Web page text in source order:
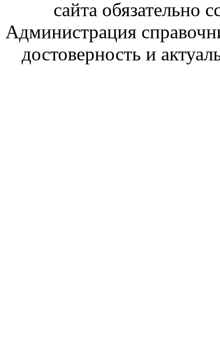
сайта обязательно
Администрация
достоверность и